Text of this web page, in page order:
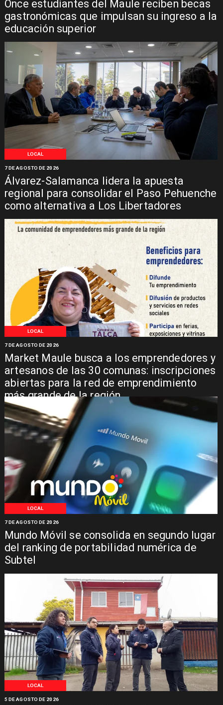
Once estudiantes del Maule reciben becas
gastronómicas que impulsan su ingreso a la
educación superior
LOCAL
Álvarez-Salamanca lidera la apuesta
regional para consolidar el Paso Pehuenche
como alternativa a Los Libertadores
7 DE AGOSTO DE 2026
LOCAL
Market Maule busca a los emprendedores y
artesanos de las 30 comunas: inscripciones
abiertas para la red de emprendimiento
más grande de la región
7 DE AGOSTO DE 2026
LOCAL
Mundo Móvil se consolida en segundo lugar
del ranking de portabilidad numérica de
Subtel
7 DE AGOSTO DE 2026
LOCAL
5 DE AGOSTO DE 2026